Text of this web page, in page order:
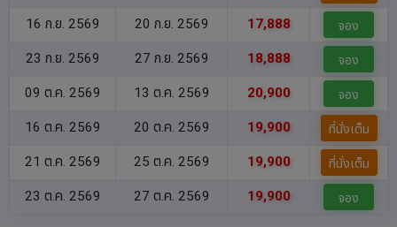
16 ก.ย. 2569 20 ก.ย. 2569 17,888 จอง
23 ก.ย. 2569 27 ก.ย. 2569 18,888 จอง
09 ต.ค. 2569 13 ต.ค. 2569 20,900 จอง
16 ต.ค. 2569 20 ต.ค. 2569 19,900 ที่นั่งเต็ม
21 ต.ค. 2569 25 ต.ค. 2569 19,900 ที่นั่งเต็ม
23 ต.ค. 2569 27 ต.ค. 2569 19,900 จอง